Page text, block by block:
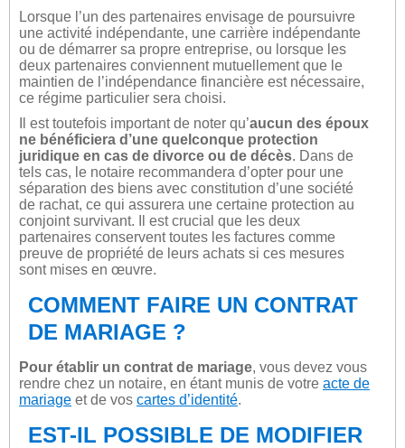
Lorsque l’un des partenaires envisage de poursuivre
une activité indépendante, une carrière indépendante
ou de démarrer sa propre entreprise, ou lorsque les
deux partenaires conviennent mutuellement que le
maintien de l’indépendance financière est nécessaire,
ce régime particulier sera choisi.
Il est toutefois important de noter qu’aucun des époux
ne bénéficiera d’une quelconque protection
juridique en cas de divorce ou de décès. Dans de
tels cas, le notaire recommandera d’opter pour une
séparation des biens avec constitution d’une société
de rachat, ce qui assurera une certaine protection au
conjoint survivant. Il est crucial que les deux
partenaires conservent toutes les factures comme
preuve de propriété de leurs achats si ces mesures
sont mises en œuvre.
COMMENT FAIRE UN CONTRAT
DE MARIAGE ?
Pour établir un contrat de mariage, vous devez vous
rendre chez un notaire, en étant munis de votre acte de
mariage et de vos cartes d’identité.
EST-IL POSSIBLE DE MODIFIER